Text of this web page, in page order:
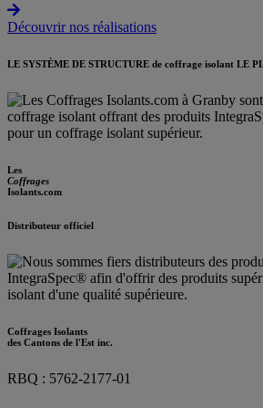
Découvrir nos réalisations
LE SYSTÈME DE STRUCTURE de coffrage isolant LE
Les
Coffrages
Isolants.com
Distributeur officiel
Coffrages Isolants
des Cantons de l'Est inc.
RBQ : 5762-2177-01